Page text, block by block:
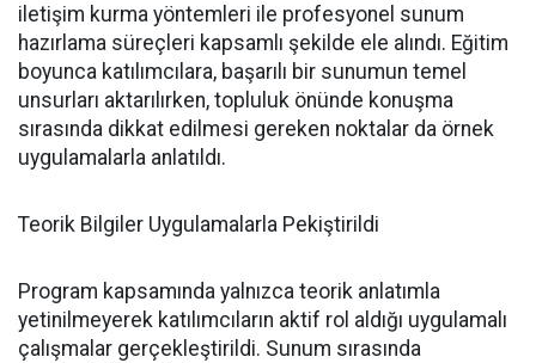
iletişim kurma yöntemleri ile profesyonel sunum
hazırlama süreçleri kapsamlı şekilde ele alındı. Eğitim
boyunca katılımcılara, başarılı bir sunumun temel
unsurları aktarılırken, topluluk önünde konuşma
sırasında dikkat edilmesi gereken noktalar da örnek
uygulamalarla anlatıldı.
Teorik Bilgiler Uygulamalarla Pekiştirildi
Program kapsamında yalnızca teorik anlatımla
yetinilmeyerek katılımcıların aktif rol aldığı uygulamalı
çalışmalar gerçekleştirildi. Sunum sırasında